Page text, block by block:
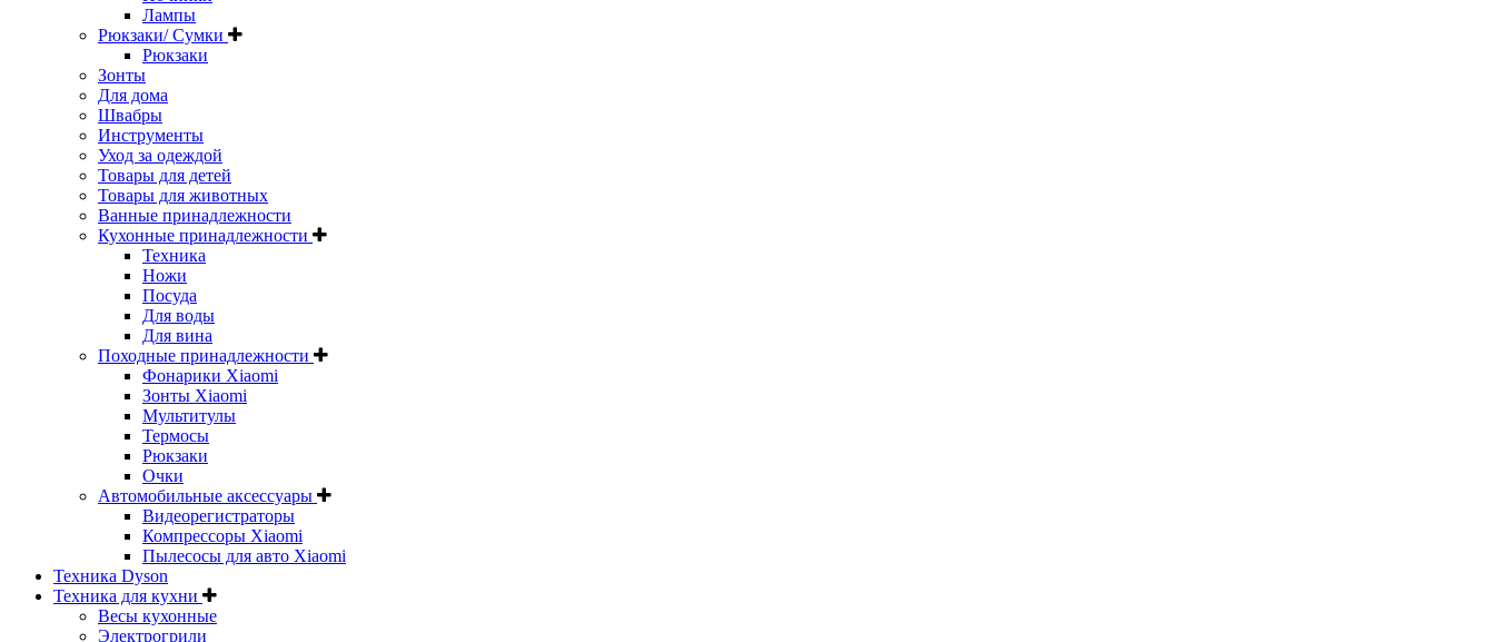
Лампы
Рюкзаки/ Сумки
Рюкзаки
Зонты
Для дома
Швабры
Инструменты
Уход за одеждой
Товары для детей
Товары для животных
Ванные принадлежности
Кухонные принадлежности
Техника
Ножи
Посуда
Для воды
Для вина
Походные принадлежности
Фонарики Xiaomi
Зонты Xiaomi
Мультитулы
Термосы
Рюкзаки
Очки
Автомобильные аксессуары
Видеорегистраторы
Компрессоры Xiaomi
Пылесосы для авто Xiaomi
Техника Dyson
Техника для кухни
Весы кухонные
Электрогрили